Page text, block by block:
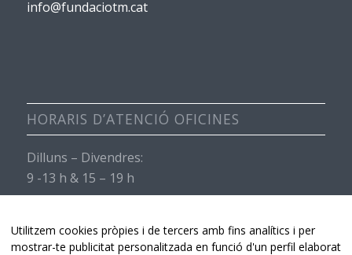
info@fundaciotm.cat
HORARIS D’ATENCIÓ OFICINES
Dilluns – Divendres:
9 -13 h & 15 – 19 h
Servei de recepció obert de 9 -13 h & 15 – 19 h.
Utilitzem cookies pròpies i de tercers amb fins analítics i per
mostrar-te publicitat personalitzada en funció d'un perfil elaborat